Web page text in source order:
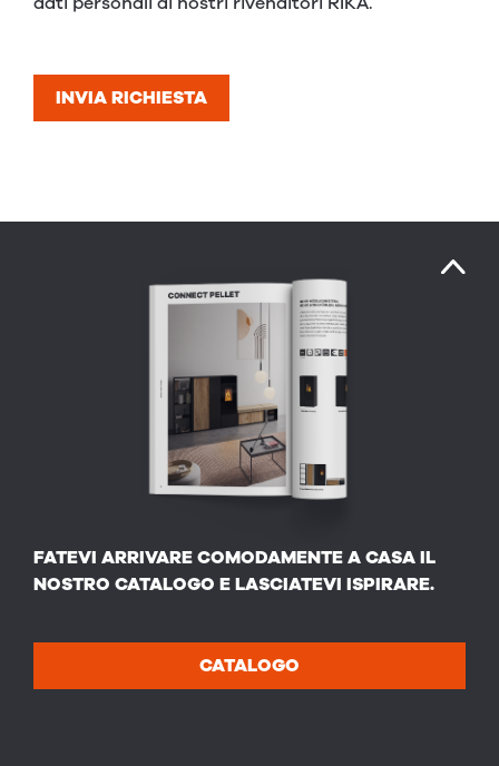
INVIA RICHIESTA
FATEVI ARRIVARE COMODAMENTE A CASA IL
NOSTRO CATALOGO E LASCIATEVI ISPIRARE.
CATALOGO